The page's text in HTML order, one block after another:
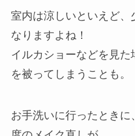
室内は涼しいといえど
なりますよね！
イルカショーなどを見
を被ってしまうことも。
お手洗いに行ったとき